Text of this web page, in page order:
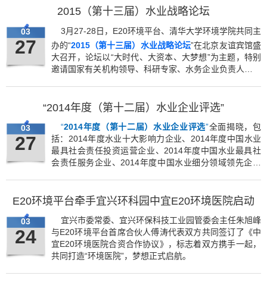
2015（第十三届）水业战略论坛
03
27
3月27-28日， E20环境平台、清华大学环境学院共同主
办的“2015（第十三届）水业战略论坛”在北京友谊宾馆盛
大召开，论坛以“大时代、大资本、大梦想”为主题，特别
邀请国家有关机构领导、科研专家、水务企业负责人、环
想盛宴。
“2014年度（第十二届）水业企业评选”
03
27
“2014年度（第十二届）水业企业评选”全面揭晓，包
括：2014年度水业十大影响力企业、2014年度中国水业
最具社会责任投资运营企业、2014年度中国水业最具社
会责任服务企业、2014年度中国水业细分领域领先企业
2014年度中国水业最具投资价值企业，并在“2015（第十
隆重而温馨的颁奖典礼。
E20环境平台牵手宜兴环科园中宜E20环境医院启动
03
24
宜兴市委常委、宜兴环保科技工业园管委会主任朱旭峰
与E20环境平台首席合伙人傅涛代表双方共同签订了《中
宜E20环境医院合资合作协议》，标志着双方携手一起，
共同打造“环境医院”，梦想正式启航。